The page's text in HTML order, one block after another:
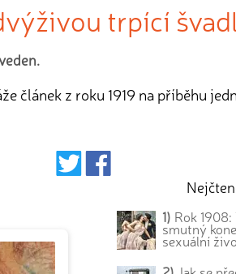
trpící
článek z roku 1919 na příběhu
1) Rok
smutný
sexuální